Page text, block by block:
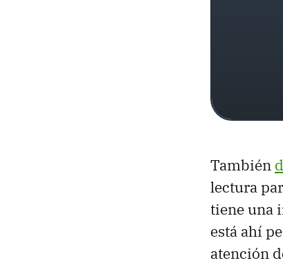
También
lectura
tiene una
está ahí
atención